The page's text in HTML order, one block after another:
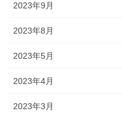
2023年9月
2023年8月
2023年5月
2023年4月
2023年3月